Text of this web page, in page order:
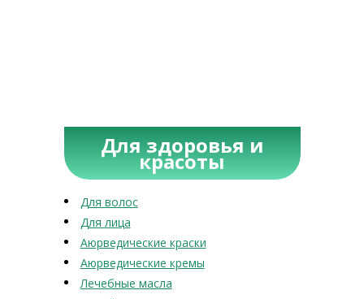
Для здоровья и
красоты
Для волос
Для лица
Аюрведические краски
Аюрведические кремы
Лечебные масла